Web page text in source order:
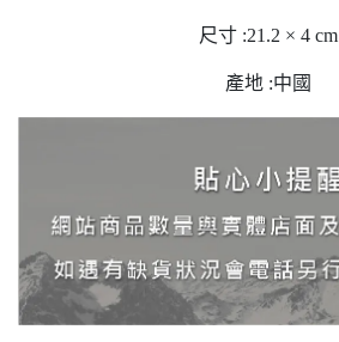
尺寸 :21.2 × 4 cm
產地 :中國